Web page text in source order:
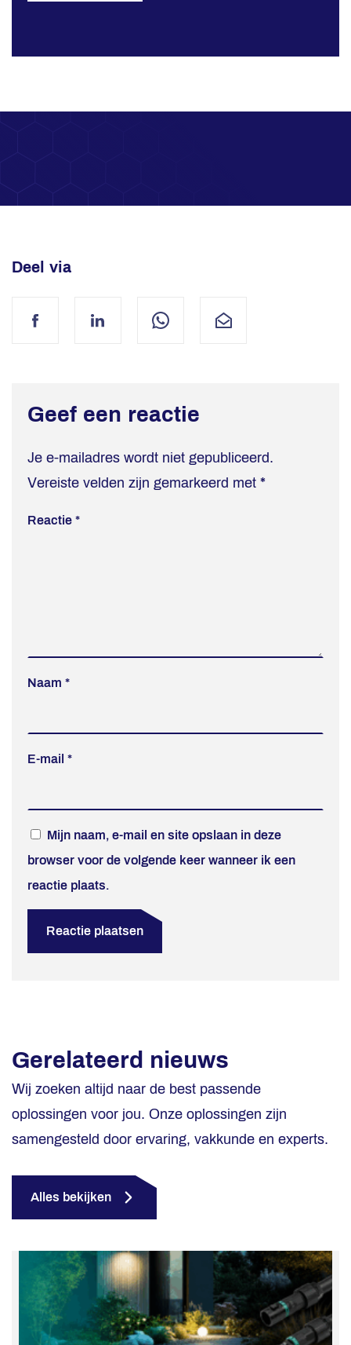
Deel via
FacebookLinkedIn WhatsAppMail
Geef een reactie
Je e-mailadres wordt niet gepubliceerd.
Vereiste velden zijn gemarkeerd met *
Reactie *
Naam *
E-mail *
Mijn naam, e-mail en site opslaan in deze
browser voor de volgende keer wanneer ik een
reactie plaats.
Gerelateerd nieuws
Wij zoeken altijd naar de best passende
oplossingen voor jou. Onze oplossingen zijn
samengesteld door ervaring, vakkunde en experts.
Alles bekijken